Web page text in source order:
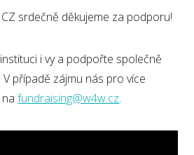
srdečně děkujeme za podporu!
i vy a podpořte společně
případě zájmu nás pro více
nafundraising@w4w.cz.